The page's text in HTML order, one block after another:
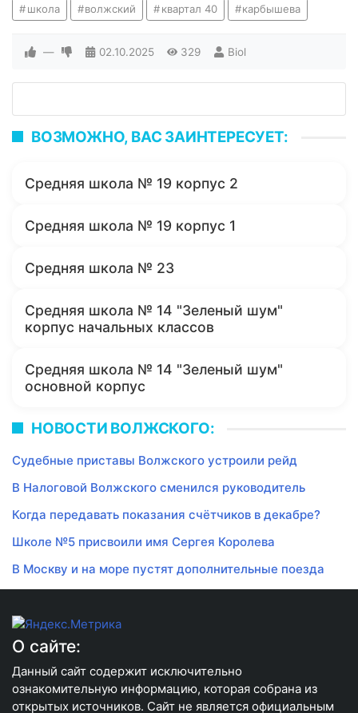
школа волжский квартал 40 карбышева
— 02.10.2025 329 Biol
ВОЗМОЖНО, ВАС ЗАИНТЕРЕСУЕТ:
Средняя школа № 19 корпус 2
Средняя школа № 19 корпус 1
Средняя школа № 23
Средняя школа № 14 "Зеленый шум"
корпус начальных классов
Средняя школа № 14 "Зеленый шум"
основной корпус
НОВОСТИ ВОЛЖСКОГО:
Судебные приставы Волжского устроили рейд
В Налоговой Волжского сменился руководитель
Когда передавать показания счётчиков в декабре?
Школе №5 присвоили имя Сергея Королева
В Москву и на море пустят дополнительные поезда
О сайте:
Данный сайт содержит исключительно
ознакомительную информацию, которая собрана из
открытых источников. Сайт не является официальным